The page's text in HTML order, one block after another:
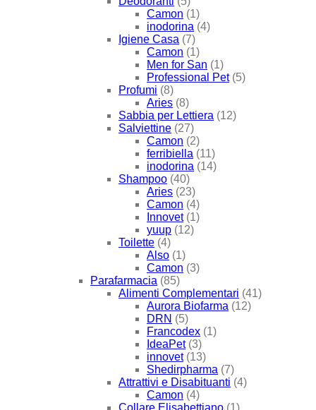
Camon (1)
inodorina (4)
Igiene Casa (7)
Camon (1)
Men for San (1)
Professional Pet (5)
Profumi (8)
Aries (8)
Sabbia per Lettiera (12)
Salviettine (27)
Camon (2)
ferribiella (11)
inodorina (14)
Shampoo (40)
Aries (23)
Camon (4)
Innovet (1)
yuup (12)
Toilette (4)
Also (1)
Camon (3)
Parafarmacia (85)
Alimenti Complementari (41)
Aurora Biofarma (12)
DRN (5)
Francodex (1)
IdeaPet (3)
innovet (13)
Shedirpharma (7)
Attrattivi e Disabituanti (4)
Camon (4)
Collare Elisabettiano (1)